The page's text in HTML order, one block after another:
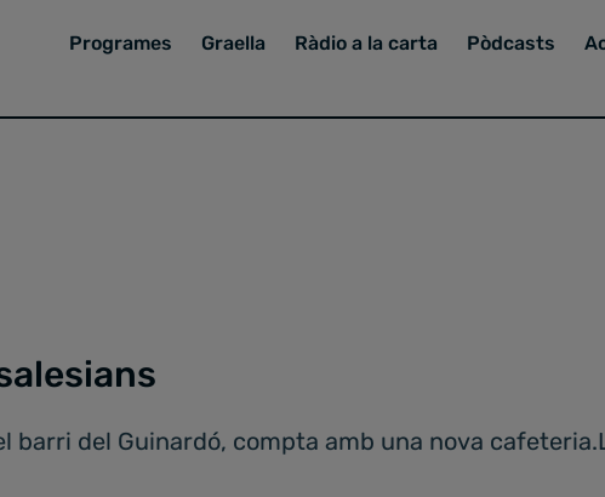
Programes Graella Ràdio a la carta Pòdcasts
del Guinardó, compta amb una nova